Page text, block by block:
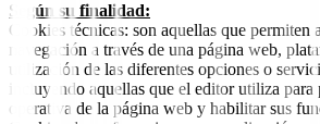
Según su finalidad:
Cookies técnicas: son aquellas que permiten
navegación a través de una página web,
utilización de las diferentes opciones o
incluyendo aquellas que el editor utiliza
operativa de la página web y habilitar sus